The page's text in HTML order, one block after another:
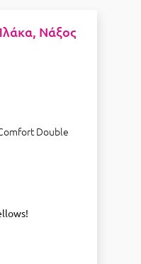
Νάξος
Double